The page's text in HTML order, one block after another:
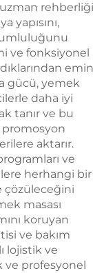
rehberliği
yapısını,
ve fonksiyonel
emin
gücü, yemek
daha iyi
tanır ve bu
promosyon
aktarır.
ve
herhangi bir
çözüleceğini
masası
koruyan
ve bakım
lojistik ve
ve profesyonel